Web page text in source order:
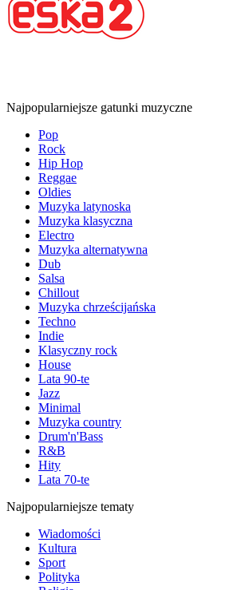
Najpopularniejsze gatunki muzyczne
Pop
Rock
Hip Hop
Reggae
Oldies
Muzyka latynoska
Muzyka klasyczna
Electro
Muzyka alternatywna
Dub
Salsa
Chillout
Muzyka chrześcijańska
Techno
Indie
Klasyczny rock
House
Lata 90-te
Jazz
Minimal
Muzyka country
Drum'n'Bass
R&B
Hity
Lata 70-te
Najpopularniejsze tematy
Wiadomości
Kultura
Sport
Polityka